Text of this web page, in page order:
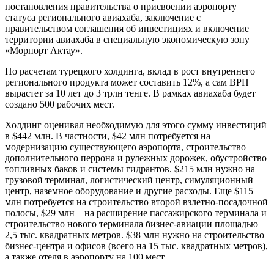
постановления правительства о присвоении аэропорту
статуса регионального авиахаба, заключение с
правительством соглашения об инвестициях и включение
территории авиахаба в специальную экономическую зону
«Морпорт Актау».
По расчетам турецкого холдинга, вклад в рост внутреннего
регионального продукта может составить 12%, а сам ВРП
вырастет за 10 лет до 3 трлн тенге. В рамках авиахаба будет
создано 500 рабочих мест.
Холдинг оценивал необходимую для этого сумму инвестиций
в $442 млн. В частности, $42 млн потребуется на
модернизацию существующего аэропорта, строительство
дополнительного перрона и рулежных дорожек, обустройство
топливных баков и системы гидрантов. $215 млн нужно на
грузовой терминал, логистический центр, симуляционный
центр, наземное оборудование и другие расходы. Еще $115
млн потребуется на строительство второй взлетно-посадочной
полосы, $29 млн – на расширение пассажирского терминала и
строительство нового терминала бизнес-авиации площадью
2,5 тыс. квадратных метров. $38 млн нужно на строительство
бизнес-центра и офисов (всего на 15 тыс. квадратных метров),
а также отеля в аэропорту на 100 мест.